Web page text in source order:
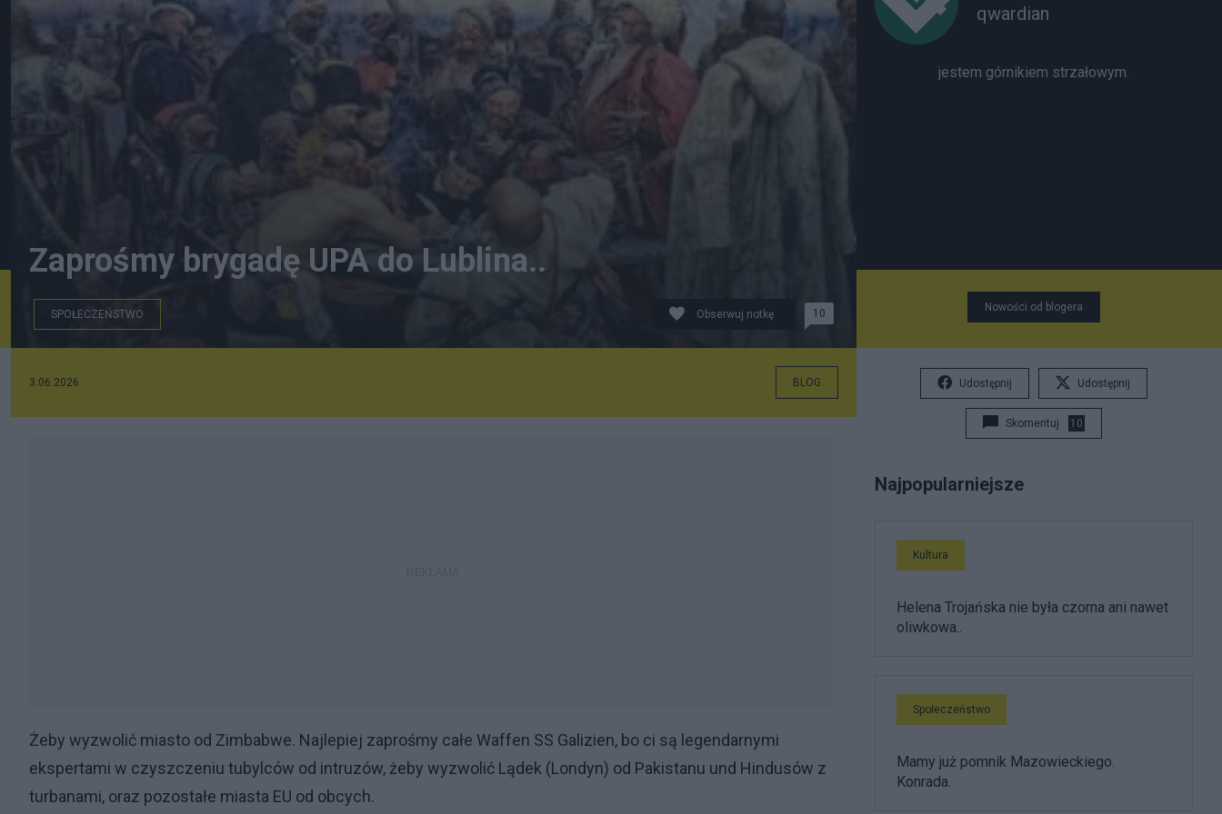
Zaprośmy brygadę UPA do Lublina..
SPOŁECZEŃSTWO Obserwuj notkę 10
3.06.2026 BLOG
Żeby wyzwolić miasto od Zimbabwe. Najlepiej zaprośmy całe Waffen SS Galizien, bo ci są legendarnymi
ekspertami w czyszczeniu tubylców od intruzów, żeby wyzwolić Lądek (Londyn) od Pakistanu und Hindusów z
turbanami, oraz pozostałe miasta EU od obcych.
qwardian
jestem górnikiem strzałowym.
Nowości od blogera
Udostępnij Udostępnij
Skomentuj 10
Najpopularniejsze
Kultura
Helena Trojańska nie była czorna ani nawet
oliwkowa..
Społeczeństwo
Mamy już pomnik Mazowieckiego.
Konrada.